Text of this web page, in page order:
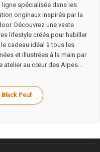
spécialisée dans les
originaux inspirés par la
Découvrez une vaste
lifestyle créés pour habiller
cadeau idéal à tous les
et illustrées à la main par
atelier au cœur des Alpes...